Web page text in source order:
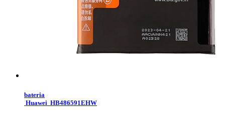
bateria
Huawei HB486591EHW